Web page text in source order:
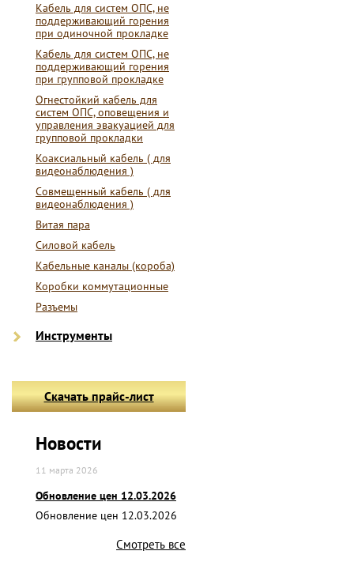
Кабель для систем ОПС, не
поддерживающий горения
при одиночной прокладке
Кабель для систем ОПС, не
поддерживающий горения
при групповой прокладке
Огнестойкий кабель для
систем ОПС, оповещения и
управления эвакуацией для
групповой прокладки
Коаксиальный кабель ( для
видеонаблюдения )
Совмещенный кабель ( для
видеонаблюдения )
Витая пара
Силовой кабель
Кабельные каналы (короба)
Коробки коммутационные
Разъемы
Инструменты
Скачать прайс-лист
Новости
11 марта 2026
Обновление цен 12.03.2026
Обновление цен 12.03.2026
Смотреть все